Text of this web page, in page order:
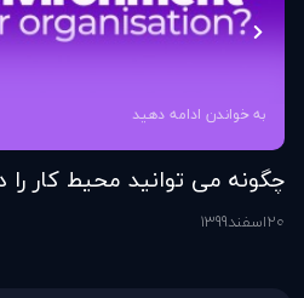
به خواندن ادامه دهید
چگونه می توانید محیط کار
کنید؟
20اسفند1399